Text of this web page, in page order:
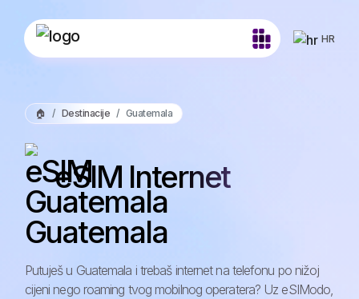
HR
🏠 Destinacije Guatemala
eSIM Internet
Guatemala
Putuješ u Guatemala i trebaš internet na telefonu po nižoj
cijeni nego roaming tvog mobilnog operatera? Uz eSIModo,